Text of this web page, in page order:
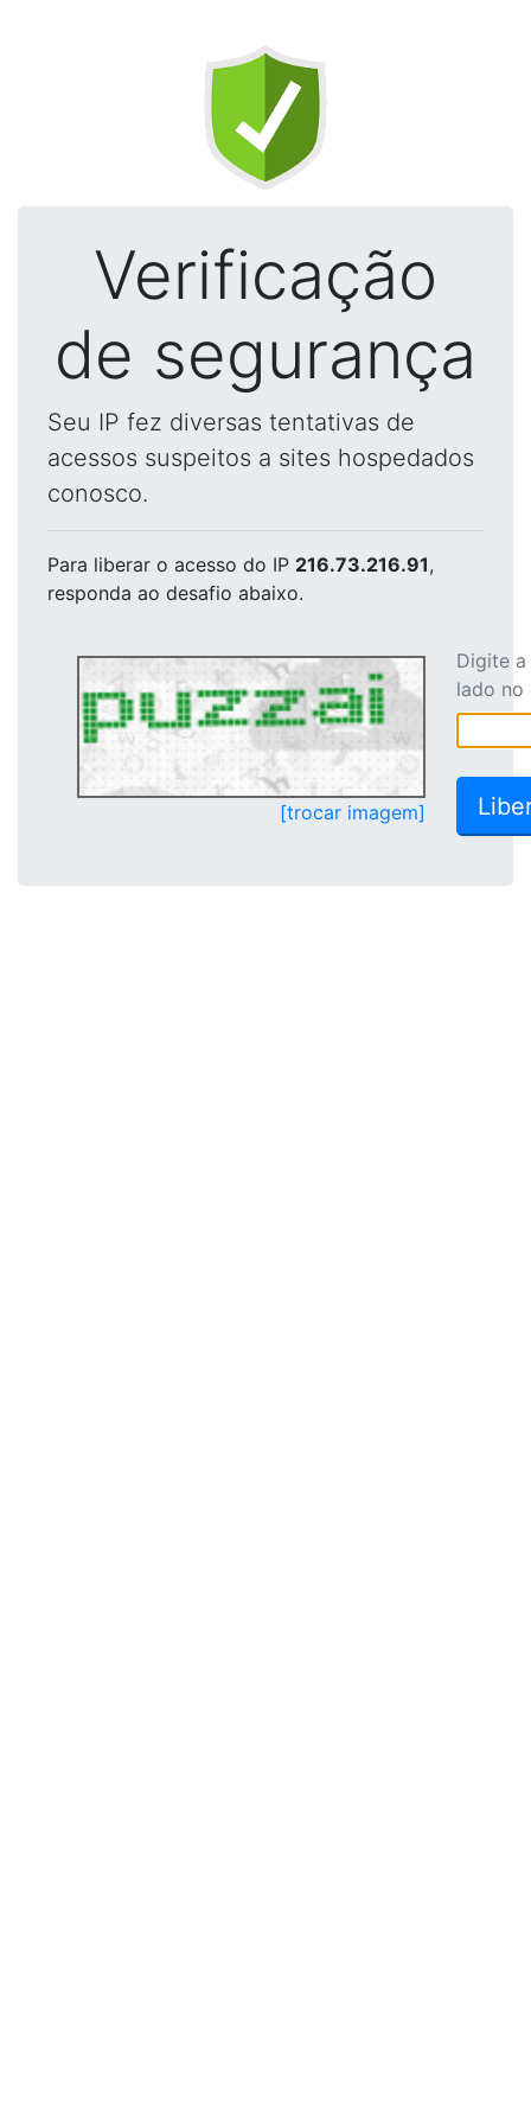
Verificação
de segurança
Seu IP fez diversas tentativas de
acessos suspeitos a sites hospedados
conosco.
Para liberar o acesso do IP 216.73.216.91,
responda ao desafio abaixo.
[trocar imagem]
Digite
lado no